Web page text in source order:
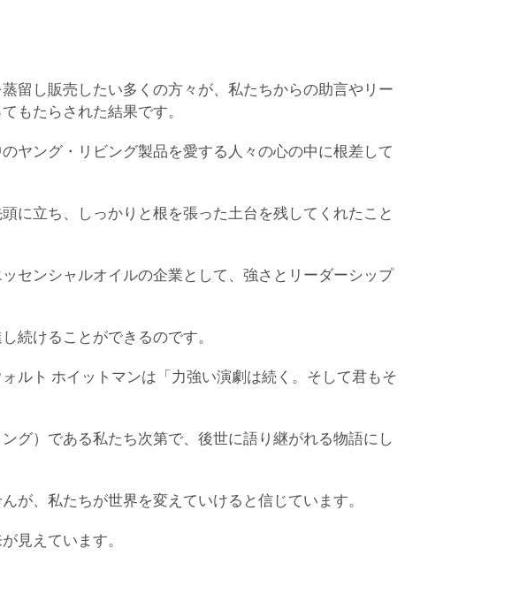
留し販売したい多くの方々が、私たちからの助言やリー
もたらされた結果です。
ヤング・リビング製品を愛する人々の心の中に根差して
に立ち、しっかりと根を張った土台を残してくれたこと
センシャルオイルの企業として、強さとリーダーシップ
続けることができるのです。
ルト ホイットマンは「力強い演劇は続く。そして君もそ
グ）である私たち次第で、後世に語り継がれる物語にし
が、私たちが世界を変えていけると信じています。
見えています。